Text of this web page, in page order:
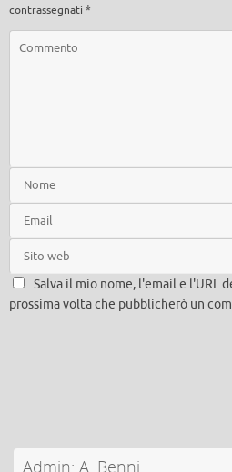
contrassegnati *
Salva il mio nome, l'email e l'URL
prossima volta che pubblicherò un
Admin: A. Benni